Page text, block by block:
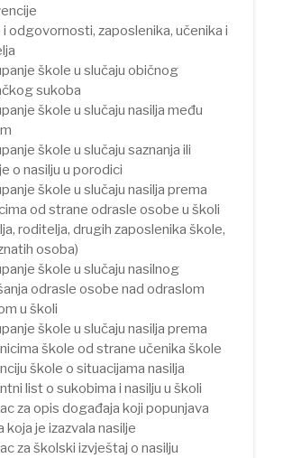
odgovornosti, zaposlenika, učenika i
škole u slučaju običnog
sukoba
škole u slučaju nasilja među
škole u slučaju saznanja ili
o nasilju u porodici
škole u slučaju nasilja prema
od strane odrasle osobe u školi
roditelja, drugih zaposlenika škole,
osoba)
škole u slučaju nasilnog
odrasle osobe nad odraslom
u školi
škole u slučaju nasilja prema
škole od strane učenika škole
škole o situacijama nasilja
list o sukobima i nasilju u školi
za opis događaja koji popunjava
koja je izazvala nasilje
za školski izvještaj o nasilju